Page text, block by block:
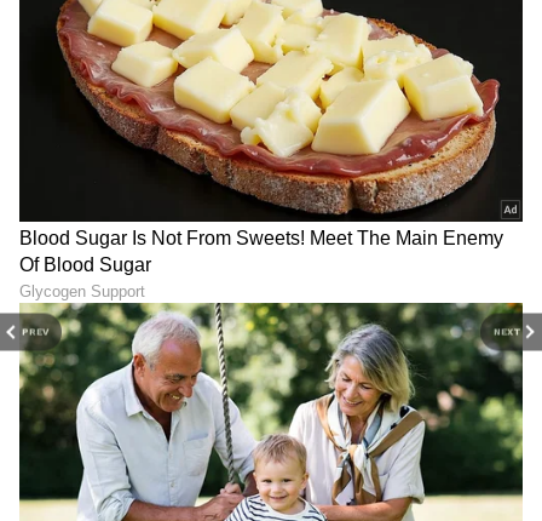
PREV NEXT